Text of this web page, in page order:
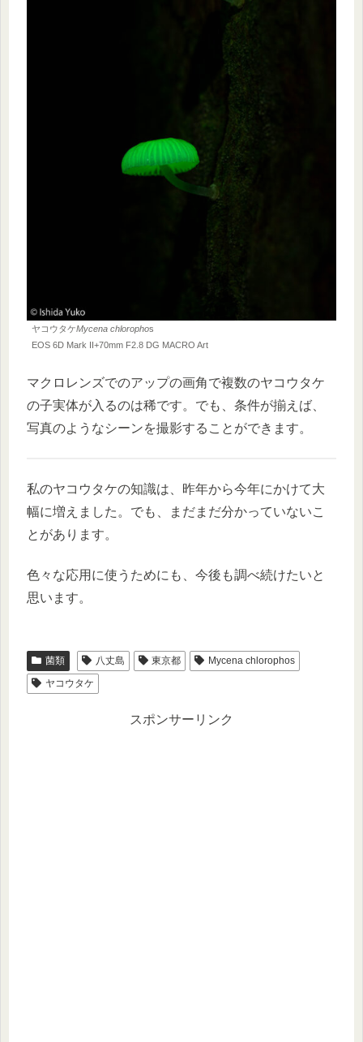
ヤコウタケMycena chlorophos
EOS 6D Mark II+70mm F2.8 DG MACRO Art
マクロレンズでのアップの画角で複数のヤコウタケ
の子実体が入るのは稀です。でも、条件が揃えば、
写真のようなシーンを撮影することができます。
私のヤコウタケの知識は、昨年から今年にかけて大
幅に増えました。でも、まだまだ分かっていないこ
とがあります。
色々な応用に使うためにも、今後も調べ続けたいと
思います。
菌類 八丈島 東京都
Mycena chlorophos
ヤコウタケ
スポンサーリンク